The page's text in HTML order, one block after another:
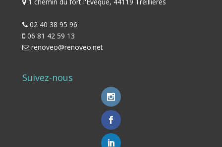
02 40 38 95 96
06 81 42 59 13
renoveo@renoveo.net
Suivez-nous